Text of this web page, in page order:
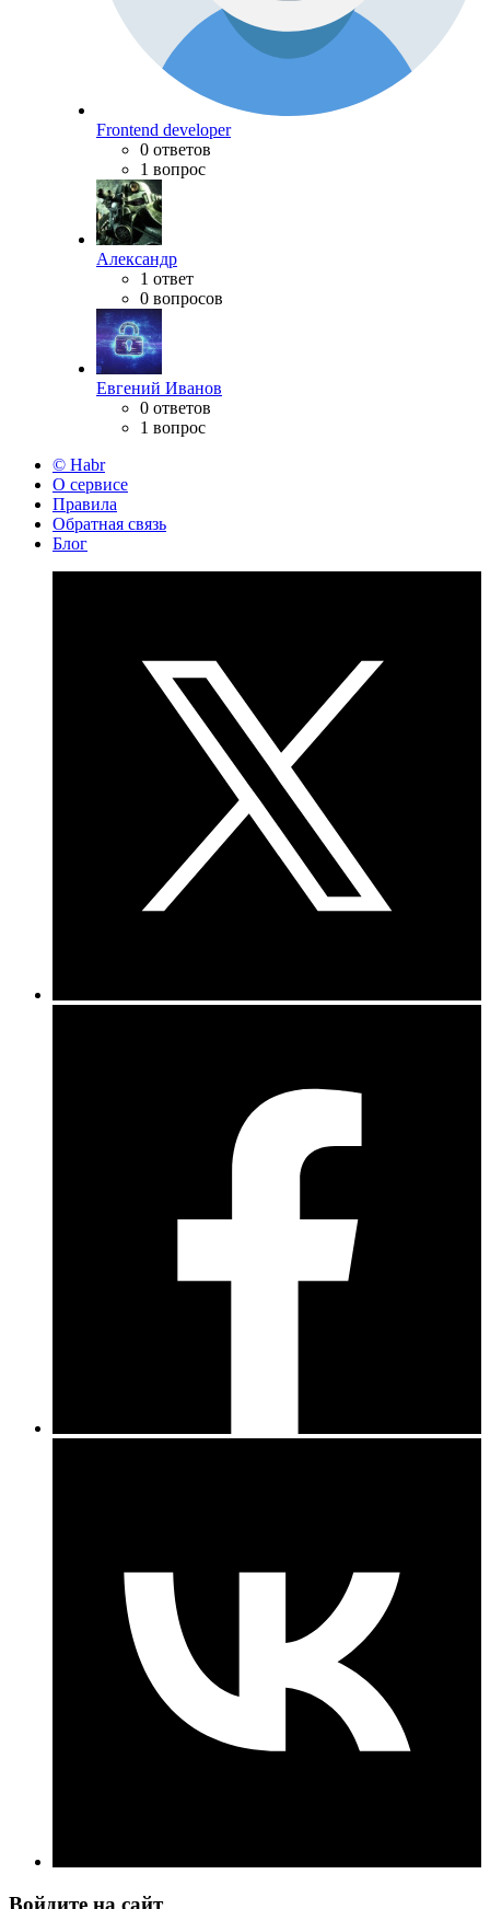
Frontend developer
0 ответов
1 вопрос
Александр
1 ответ
0 вопросов
Евгений Иванов
0 ответов
1 вопрос
© Habr
О сервисе
Правила
Обратная связь
Блог
Войдите на сайт